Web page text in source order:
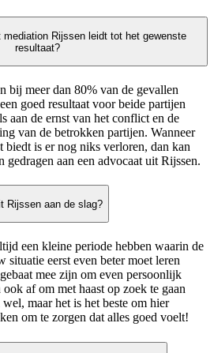
Rijssen leidt tot het gewenste
resultaat?
bij meer dan 80% van de gevallen
goed resultaat voor beide partijen
aan de ernst van het conflict en de
van de betrokken partijen. Wanneer
biedt is er nog niks verloren, dan kan
aan een advocaat uit Rijssen.
Rijssen aan de slag?
een kleine periode hebben waarin de
situatie eerst even beter moet leren
mee zijn om even persoonlijk
af om met haast op zoek te gaan
maar het is het beste om hier
om te zorgen dat alles goed voelt!